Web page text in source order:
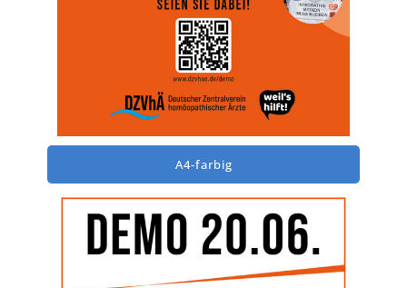
A4-farbig